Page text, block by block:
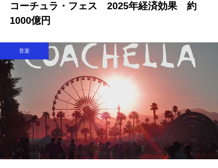
コーチュラ・フェス 2025年経済効果 約
1000億円
音楽